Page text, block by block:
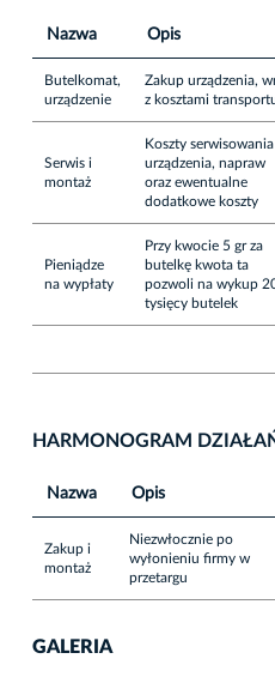
Nazwa Opis
Butelkomat,
urządzenie
Zakup urządzenia,
z kosztami
Serwis i
montaż
Koszty serwisowania
urządzenia, napraw
oraz ewentualne
dodatkowe koszty
Pieniądze
na wypłaty
Przy kwocie 5 gr za
butelkę kwota ta
pozwoli na wykup
tysięcy butelek
HARMONOGRAM
Nazwa Opis
Zakup i
montaż
Niezwłocznie po
wyłonieniu firmy w
przetargu
GALERIA